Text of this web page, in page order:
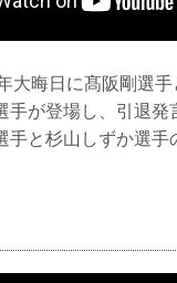
大晦日に髙阪剛選
手が登場し、引退発
手と杉山しずか選